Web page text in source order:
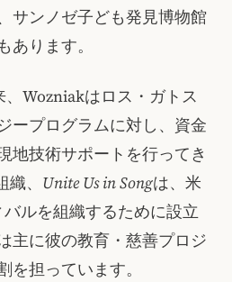
サンノゼ子ども発見博物館
あります。
Wozniakはロス・ガトス
ープログラムに対し、資金
地技術サポートを行ってき
、 Unite Us in Songは、米
ルを組織するために設立
主に彼の教育・慈善プロジ
を担っています。